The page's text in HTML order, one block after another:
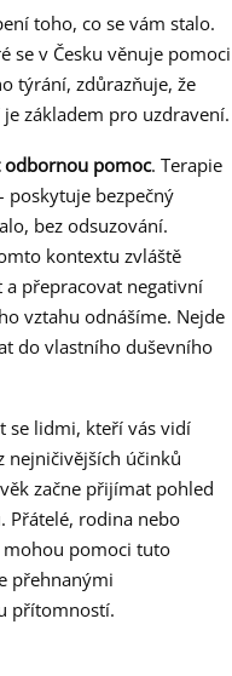
toho, co se vám stalo.
se v Česku věnuje pomoci
týrání, zdůrazňuje, že
základem pro uzdravení.
odbornou pomoc. Terapie
poskytuje bezpečný
bez odsuzování.
kontextu zvláště
přepracovat negativní
vztahu odnášíme. Nejde
do vlastního duševního
se lidmi, kteří vás vidí
nejničivějších účinků
začne přijímat pohled
Přátelé, rodina nebo
pomoci tuto
přehnanými
přítomností.